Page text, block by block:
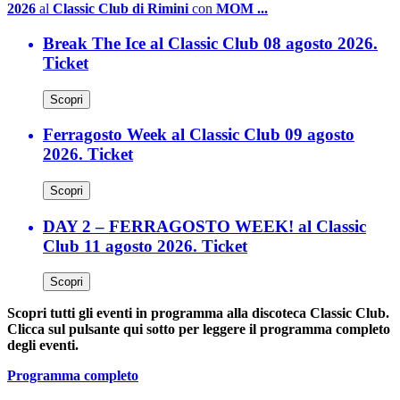
2026 al Classic Club di Rimini con MOM ...
Break The Ice al Classic Club 08 agosto 2026.
Ticket
Scopri
Ferragosto Week al Classic Club 09 agosto
2026. Ticket
Scopri
DAY 2 – FERRAGOSTO WEEK! al Classic
Club 11 agosto 2026. Ticket
Scopri
Scopri tutti gli eventi in programma alla discoteca Classic Club.
Clicca sul pulsante qui sotto per leggere il programma completo
degli eventi.
Programma completo